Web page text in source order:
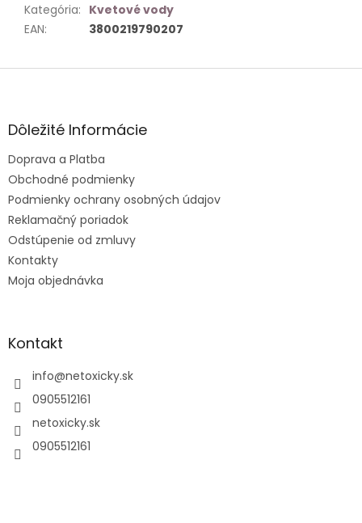
Kategória: Kvetové vody
EAN: 3800219790207
Z
ä
e
Dôležité Informácie
Doprava a Platba
Obchodné podmienky
Podmienky ochrany osobných údajov
Reklamačný poriadok
Odstúpenie od zmluvy
Kontakty
Moja objednávka
Kontakt
info@netoxicky.sk
0905512161
netoxicky.sk
0905512161